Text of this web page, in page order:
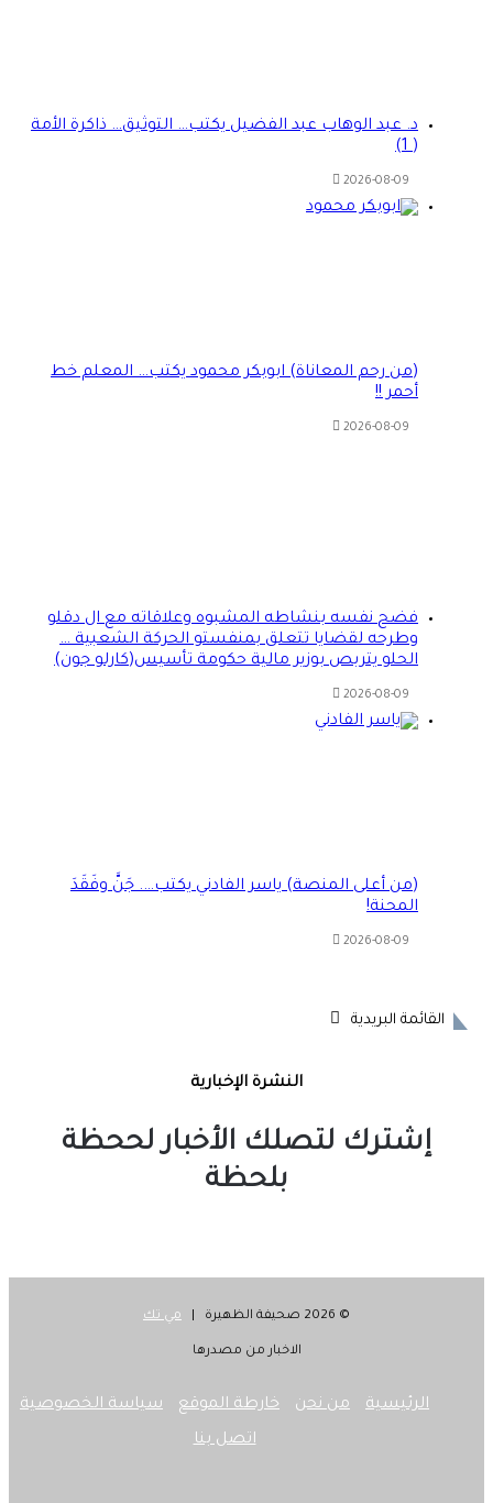
د. عبد الوهاب عبد الفضيل يكتب… التوثيق… ذاكرة الأمة
2026-08-09
(من رحم المعاناة) ابوبكر محمود يكتب… المعلم خط
أحمر !!
2026-08-09
فضح نفسه بنشاطه المشبوه وعلاقاته مع ال دقلو
وطرحه لقضايا تتعلق بمنفستو الحركة الشعبية …
الحلو يتربص بوزير مالية حكومة تأسيس(كارلو جون)
2026-08-09
(من أعلى المنصة) ياسر الفادني يكتب…. جَنَّ وفَقَدَ
المحنة!
2026-08-09
القائمة البريدية
النشرة الإخبارية
إشترك لتصلك الأخبار لححظة
بلحظة
مي تك
الاخبار من مصدرها
الرئيسية من نحن خارطة الموقع
سياسة الخصوصية
اتصل بنا